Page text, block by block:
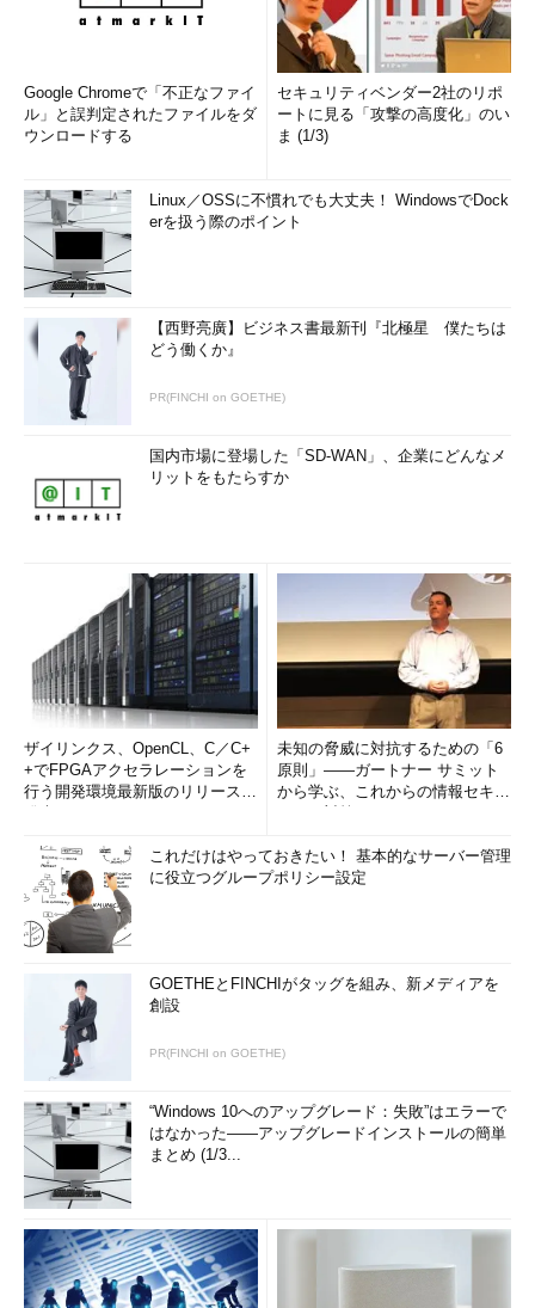
Google Chromeで「不正なファイ
ル」と誤判定されたファイルをダ
ウンロードする
セキュリティベンダー2社のリポ
ートに見る「攻撃の高度化」のい
ま (1/3)
Linux／OSSに不慣れでも大丈夫！ WindowsでDock
erを扱う際のポイント
【西野亮廣】ビジネス書最新刊『北極星 僕たちは
どう働くか』
PR(FINCHI on GOETHE)
国内市場に登場した「SD-WAN」、企業にどんなメ
リットをもたらすか
ザイリンクス、OpenCL、C／C+
+でFPGAアクセラレーションを
行う開発環境最新版のリリースを
未知の脅威に対抗するための「6
原則」――ガートナー サミット
から学ぶ、これからの情報セキュ
これだけはやっておきたい！ 基本的なサーバー管理
に役立つグループポリシー設定
GOETHEとFINCHIがタッグを組み、新メディアを
創設
PR(FINCHI on GOETHE)
“Windows 10へのアップグレード：失敗”はエラーで
はなかった――アップグレードインストールの簡単
まとめ (1/3...